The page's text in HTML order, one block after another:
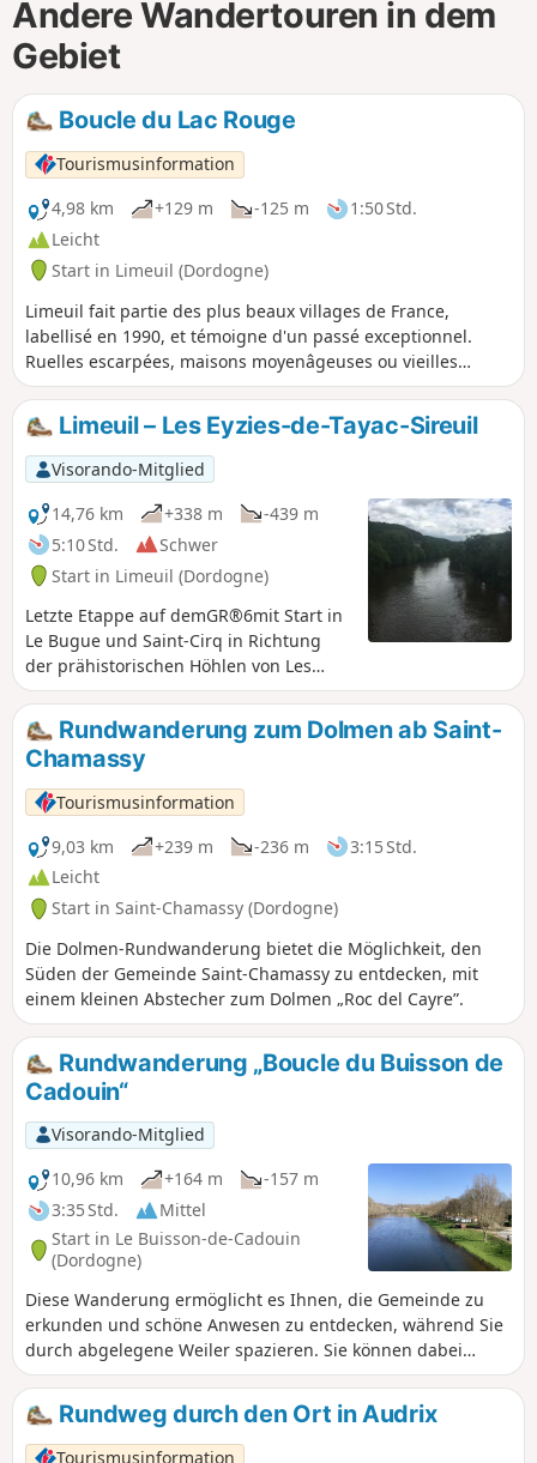
Andere Wandertouren in dem
Gebiet
Boucle du Lac Rouge
Tourismusinformation
4,98 km
+129 m -125 m
1:50 Std.
Leicht
Start in Limeuil (Dordogne)
Limeuil fait partie des plus beaux villages de France,
labellisé en 1990, et témoigne d'un passé exceptionnel.
Ruelles escarpées, maisons moyenâgeuses ou vieilles
échoppes . Village médiéval de caractère, situé à la jonction
des rivières Vézère et Dordogne, Limeuil prend place parmi
les joyaux du Périgord.
Limeuil – Les Eyzies-de-Tayac-Sireuil
Visorando-Mitglied
14,76 km
+338 m
-439 m
5:10 Std.
Schwer
Start in Limeuil (Dordogne)
Letzte Etappe auf demGR®6mit Start in
Le Bugue und Saint-Cirq in Richtung
der prähistorischen Höhlen von Les
Eyzies, auf der Entdeckung herrlicher
Aussichtspunkte und grüner Wälder.
Rundwanderung zum Dolmen ab Saint-
Chamassy
Tourismusinformation
9,03 km
+239 m -236 m
3:15 Std.
Leicht
Start in Saint-Chamassy (Dordogne)
Die Dolmen-Rundwanderung bietet die Möglichkeit, den
Süden der Gemeinde Saint-Chamassy zu entdecken, mit
einem kleinen Abstecher zum Dolmen „Roc del Cayre”.
Rundwanderung „Boucle du Buisson de
Cadouin“
Visorando-Mitglied
10,96 km
+164 m
-157 m
3:35 Std.
Mittel
Start in Le Buisson-de-Cadouin
(Dordogne)
Diese Wanderung ermöglicht es Ihnen, die Gemeinde zu
erkunden und schöne Anwesen zu entdecken, während Sie
durch abgelegene Weiler spazieren. Sie können dabei
schöne Ausblicke genießen. Die Route führt außerhalb des
Stadtzentrums entlang.
Rundweg durch den Ort in Audrix
Tourismusinformation